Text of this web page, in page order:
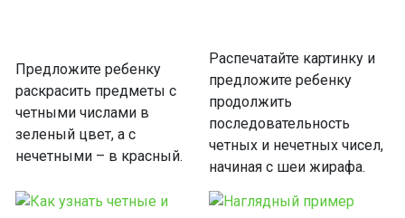
Предложите ребенку
раскрасить предметы с
четными числами в
зеленый цвет, а с
нечетными – в красный.
Распечатайте картинку и
предложите ребенку
продолжить
последовательность
четных и нечетных чисел,
начиная с шеи жирафа.